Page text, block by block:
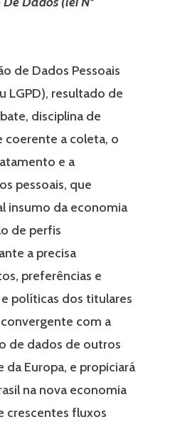
de Dados Pessoais
LGPD), resultado de
disciplina de
coerente a coleta, o
e a
pessoais, que
insumo da economia
de perfis
a precisa
preferências e
políticas dos titulares
com a
de dados de outros
da Europa, e propiciará
na nova economia
crescentes fluxos